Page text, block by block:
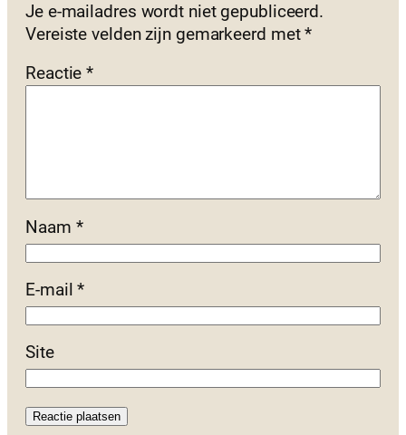
Je e-mailadres wordt niet gepubliceerd.
Vereiste velden zijn gemarkeerd met*
Reactie*
Naam *
E-mail*
Site